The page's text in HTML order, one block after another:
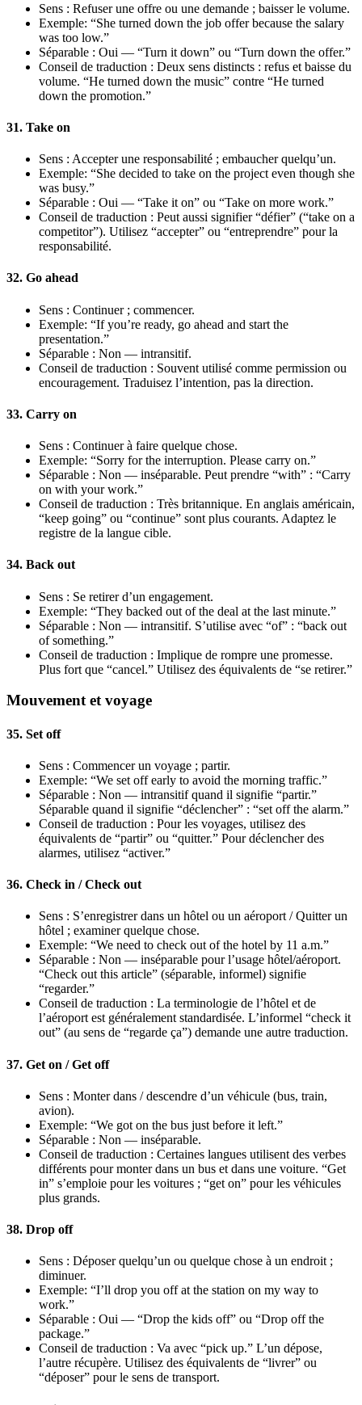
Sens : Refuser une offre ou une demande ; baisser le volume.
Exemple: “She turned down the job offer because the salary
was too low.”
Séparable : Oui — “Turn it down” ou “Turn down the offer.”
Conseil de traduction : Deux sens distincts : refus et baisse du
volume. “He turned down the music” contre “He turned
down the promotion.”
31. Take on
Sens : Accepter une responsabilité ; embaucher quelqu’un.
Exemple: “She decided to take on the project even though she
was busy.”
Séparable : Oui — “Take it on” ou “Take on more work.”
Conseil de traduction : Peut aussi signifier “défier” (“take on a
competitor”). Utilisez “accepter” ou “entreprendre” pour la
responsabilité.
32. Go ahead
Sens : Continuer ; commencer.
Exemple: “If you’re ready, go ahead and start the
presentation.”
Séparable : Non — intransitif.
Conseil de traduction : Souvent utilisé comme permission ou
encouragement. Traduisez l’intention, pas la direction.
33. Carry on
Sens : Continuer à faire quelque chose.
Exemple: “Sorry for the interruption. Please carry on.”
Séparable : Non — inséparable. Peut prendre “with” : “Carry
on with your work.”
Conseil de traduction : Très britannique. En anglais américain,
“keep going” ou “continue” sont plus courants. Adaptez le
registre de la langue cible.
34. Back out
Sens : Se retirer d’un engagement.
Exemple: “They backed out of the deal at the last minute.”
Séparable : Non — intransitif. S’utilise avec “of” : “back out
of something.”
Conseil de traduction : Implique de rompre une promesse.
Plus fort que “cancel.” Utilisez des équivalents de “se retirer.”
Mouvement et voyage
35. Set off
Sens : Commencer un voyage ; partir.
Exemple: “We set off early to avoid the morning traffic.”
Séparable : Non — intransitif quand il signifie “partir.”
Séparable quand il signifie “déclencher” : “set off the alarm.”
Conseil de traduction : Pour les voyages, utilisez des
équivalents de “partir” ou “quitter.” Pour déclencher des
alarmes, utilisez “activer.”
36. Check in / Check out
Sens : S’enregistrer dans un hôtel ou un aéroport / Quitter un
hôtel ; examiner quelque chose.
Exemple: “We need to check out of the hotel by 11 a.m.”
Séparable : Non — inséparable pour l’usage hôtel/aéroport.
“Check out this article” (séparable, informel) signifie
“regarder.”
Conseil de traduction : La terminologie de l’hôtel et de
l’aéroport est généralement standardisée. L’informel “check it
out” (au sens de “regarde ça”) demande une autre traduction.
37. Get on / Get off
Sens : Monter dans / descendre d’un véhicule (bus, train,
avion).
Exemple: “We got on the bus just before it left.”
Séparable : Non — inséparable.
Conseil de traduction : Certaines langues utilisent des verbes
différents pour monter dans un bus et dans une voiture. “Get
in” s’emploie pour les voitures ; “get on” pour les véhicules
plus grands.
38. Drop off
Sens : Déposer quelqu’un ou quelque chose à un endroit ;
diminuer.
Exemple: “I’ll drop you off at the station on my way to
work.”
Séparable : Oui — “Drop the kids off” ou “Drop off the
package.”
Conseil de traduction : Va avec “pick up.” L’un dépose,
l’autre récupère. Utilisez des équivalents de “livrer” ou
“déposer” pour le sens de transport.